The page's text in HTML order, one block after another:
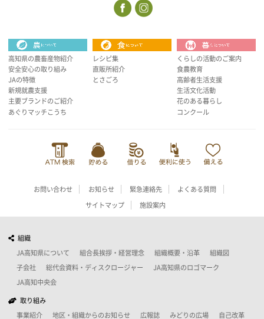
高知県の農畜産物紹介
安全安心の取り組み
JAの特徴
新規就農支援
主要ブランドのご紹介
あぐりマッチこうち
レシピ集
直販所紹介
とさごろ
くらしの活動のご案内
食農教育
高齢者生活支援
生活文化活動
花のある暮らし
コンクール
お問い合わせ お知らせ 緊急連絡先 よくある質問
サイトマップ 施設案内
組織
JA高知県について 組合長挨拶・経営理念 組織概要・沿革 組織図
子会社 総代会資料・ディスクロージャー JA高知県のロゴマーク
JA高知中央会
取り組み
事業紹介 地区・組織からのお知らせ 広報誌 みどりの広場 自己改革